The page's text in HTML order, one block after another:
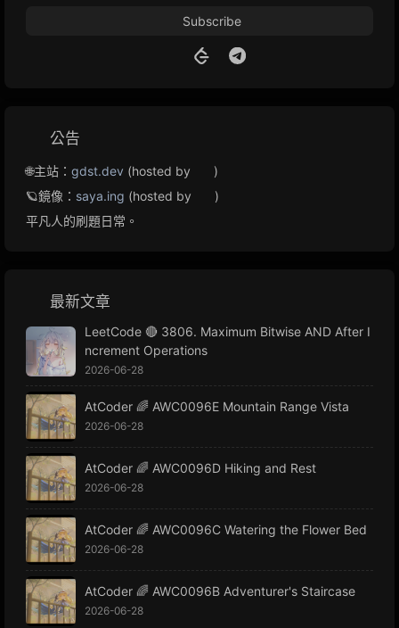
Subscribe
公告
🌐主站： gdst.dev (hosted by
)
🪐鏡像： saya.ing (hosted by
)
平凡人的刷題日常。
最新文章
LeetCode 🔴 3806. Maximum Bitwise AND After I
ncrement Operations
2026-06-28
AtCoder 🌈 AWC0096E Mountain Range Vista
2026-06-28
AtCoder 🌈 AWC0096D Hiking and Rest
2026-06-28
AtCoder 🌈 AWC0096C Watering the Flower Bed
2026-06-28
AtCoder 🌈 AWC0096B Adventurer's Staircase
2026-06-28